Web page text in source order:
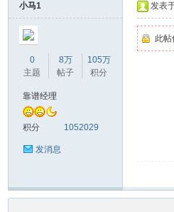
小马1
0
主题
8万
帖子
105万
积分
靠谱经理
积分 1052029
发消息
发表
此